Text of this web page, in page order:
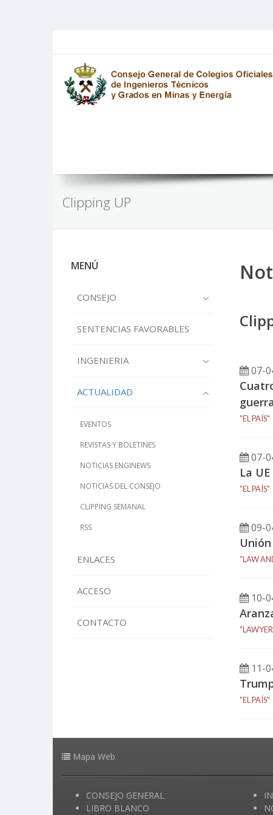
Clipping UP
MENÚ
CONSEJO
SENTENCIAS FAVORABLES
INGENIERIA
ACTUALIDAD
EVENTOS
REVISTAS Y BOLETINES
NOTICIAS ENGINEWS
NOTICIAS DEL CONSEJO
CLIPPING SEMANAL
RSS
ENLACES
ACCESO
CONTACTO
07-
"EL PAÍS"
07-
La
"EL PAÍS"
09-
"LAW
10-
11-
"EL PAÍS"
Mapa Web
CONSEJO GENERAL
LIBRO BLANCO